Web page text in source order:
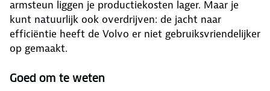
armsteun liggen je productiekosten lager. Maar je
kunt natuurlijk ook overdrijven: de jacht naar
efficiëntie heeft de Volvo er niet gebruiksvriendelijker
op gemaakt.
Goed om te weten